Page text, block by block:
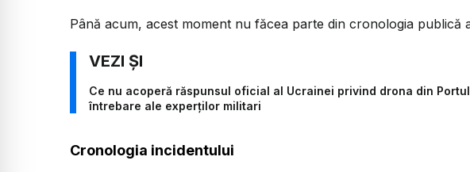
Până acum, acest moment nu făcea parte din cronologia publică
Ce nu acoperă răspunsul oficial al Ucrainei privind drona din
întrebare ale experților militari
Cronologia incidentului